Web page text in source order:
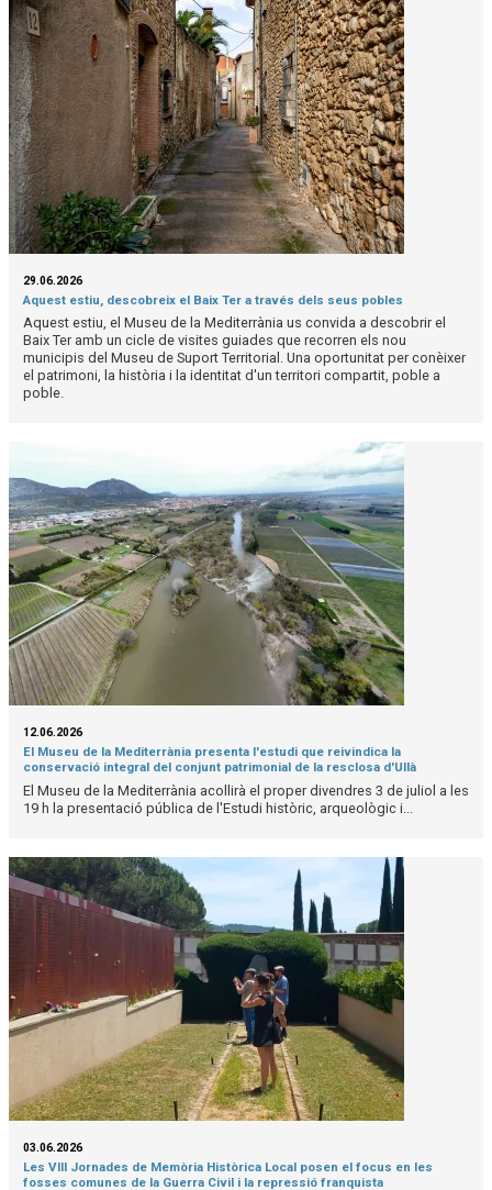
29.06.2026
Aquest estiu, descobreix el Baix Ter a través dels seus pobles
Aquest estiu, el Museu de la Mediterrània us convida a descobrir el
Baix Ter amb un cicle de visites guiades que recorren els nou
municipis del Museu de Suport Territorial. Una oportunitat per conèixer
el patrimoni, la història i la identitat d'un territori compartit, poble a
poble.
12.06.2026
El Museu de la Mediterrània presenta l'estudi que reivindica la
conservació integral del conjunt patrimonial de la resclosa d'Ullà
El Museu de la Mediterrània acollirà el proper divendres 3 de juliol a les
19 h la presentació pública de l'Estudi històric, arqueològic i...
03.06.2026
Les VIII Jornades de Memòria Històrica Local posen el focus en les
fosses comunes de la Guerra Civil i la repressió franquista